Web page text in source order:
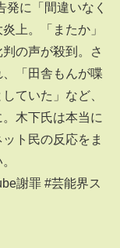
に「間違いなく
上。「またか」
の声が殺到。さ
「田舎もんが喋
ていた」など、
木下氏は本当に
ト民の反応をま
謝罪 #芸能界ス